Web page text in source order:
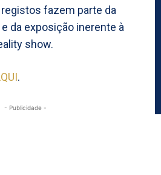
fazem parte da
da exposição inerente à
show.
.
- Publicidade -